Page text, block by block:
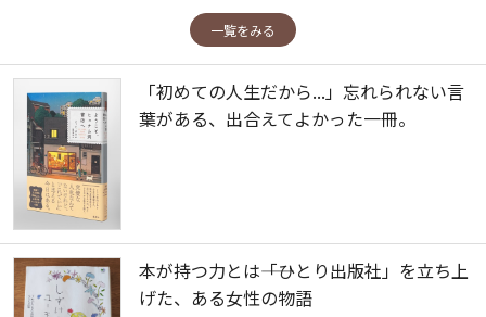
一覧をみる
「初めての人生だから...」忘れられない言
葉がある、出合えてよかった一冊。
本が持つ力とは――「ひとり出版社」を立ち上
げた、ある女性の物語